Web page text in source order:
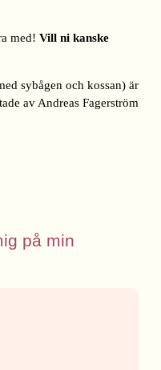
med! Vill ni kanske
sybågen och kossan) är
av Andreas Fagerström
på min